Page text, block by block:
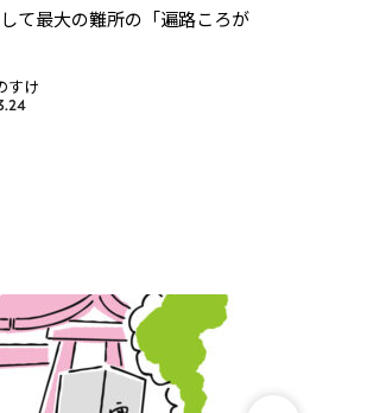
て最大の難所の「遍路ころが
すけ